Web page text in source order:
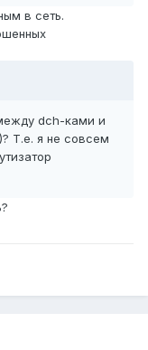
в сеть.
dch-ками и
Т.е. я не совсем